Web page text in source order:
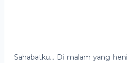
Sahabatku… Di malam yang